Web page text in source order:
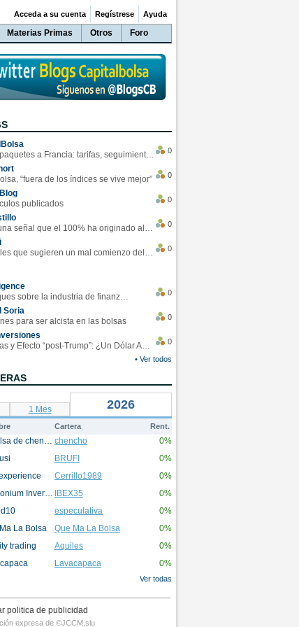
Materias Primas Otros Foro
Acceda a su cuenta Regístrese Ayuda
Enviar paquetes a Francia: tarifas, seguimiento y ventajas destacadas
0
“fuera de los índices se vive mejor”
0
publicados
0
Se da una señal que el 100% ha originado alzas en las bolsas
0
4 Señales que sugieren un mal comienzo del 3T de la economía EEUU
0
Los ciberataques sobre la industria de finanzas se han duplicado este año
0
Soria
para ser alcista en las bolsas
0
Monedas y Efecto “post-Trump”: ¿Un Dólar Americano operando en rangos?
0
• Ver todos
1 Mes 2026
Cartera Rent.
la bolsa de chencho chencho 0%
BRUFI 0%
Cerrillo1989 0%
Mindonium Inversions IBEX35 0%
especulativa 0%
La Bolsa Que Ma La Bolsa 0%
trading Aquiles 0%
Lavacapaca 0%
Ver todas
politica de publicidad
expresa de ©JCCM,slu